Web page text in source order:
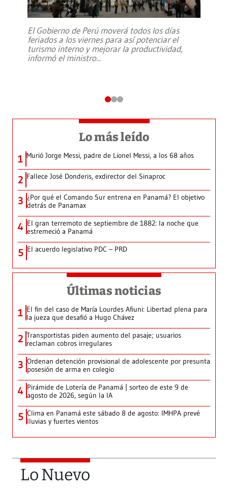
El Gobierno de Perú moverá todos los días
feriados a los viernes para así potenciar el
turismo interno y mejorar la productividad,
informó el ministro...
Lo más leído
1 Murió Jorge Messi, padre de Lionel Messi, a los 68 años
2 Fallece José Donderis, exdirector del Sinaproc
3 ¿Por qué el Comando Sur entrena en Panamá? El objetivo
detrás de Panamax
4 El gran terremoto de septiembre de 1882: la noche que
estremeció a Panamá
5 El acuerdo legislativo PDC – PRD
Últimas noticias
1 El fin del caso de María Lourdes Afiuni: Libertad plena para
la jueza que desafió a Hugo Chávez
2 Transportistas piden aumento del pasaje; usuarios
reclaman cobros irregulares
3 Ordenan detención provisional de adolescente por presunta
posesión de arma en colegio
4 Pirámide de Lotería de Panamá | sorteo de este 9 de
agosto de 2026, según la IA
5 Clima en Panamá este sábado 8 de agosto: IMHPA prevé
lluvias y fuertes vientos
Lo Nuevo